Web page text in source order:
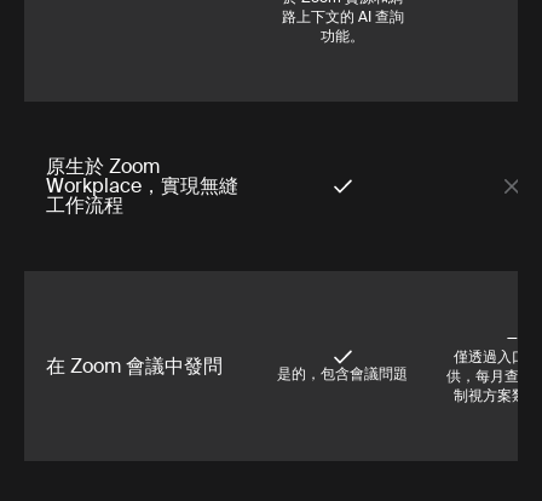
路上下文的 AI 查詢
功能。
原生於 Zoom
Workplace，實現無縫
工作流程
在 Zoom 會議中發問 是的，包含會議問題
—
僅透過入口
供，每月查詢
制視方案類